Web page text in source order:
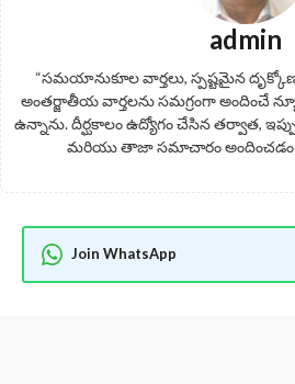
admin
“సమయానుకూల వార్తలు, స్పష్టమైన
అంతర్జాతీయ వార్తలను సమగ్రంగా అందించే
ఉన్నాను. దీర్ఘకాలం ఉద్యోగం చేసిన తర్వాత,
మరియు తాజా సమాచారం అందించడం
Join WhatsApp